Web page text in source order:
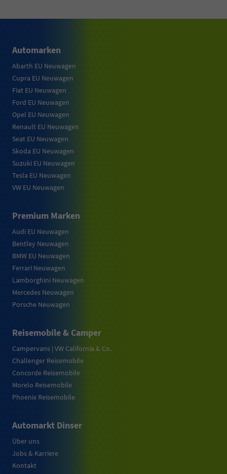
Automarken
Abarth EU Neuwagen
Cupra EU Neuwagen
Fiat EU Neuwagen
Ford EU Neuwagen
Opel EU Neuwagen
Renault EU Neuwagen
Seat EU Neuwagen
Skoda EU Neuwagen
Suzuki EU Neuwagen
Tesla EU Neuwagen
VW EU Neuwagen
Premium Marken
Audi EU Neuwagen
Bentley Neuwagen
BMW EU Neuwagen
Ferrari Neuwagen
Lamborghini Neuwagen
Mercedes Neuwagen
Porsche Neuwagen
Reisemobile & Camper
Campervans | VW California & Co.
Challenger Reisemobile
Concorde Reisemobile
Morelo Reisemobile
Phoenix Reisemobile
Automarkt Dinser
Über uns
Jobs & Karriere
Kontakt